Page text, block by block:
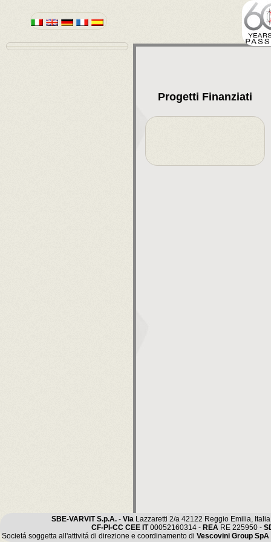
Progetti Finanziati
SBE-VARVIT S.p.A. - Via Lazzaretti 2/a 42122 Reggio Emilia,
CF-PI-CC CEE IT00052160314 - REA RE 225950 -
Societá soggetta all'attivitá di direzione e coordinamento di Vescovini Group SpA